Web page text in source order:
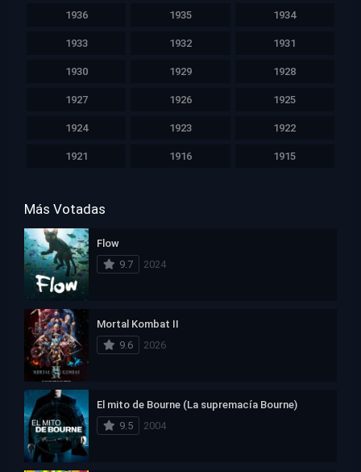
1936 1935 1934
1933 1932 1931
1930 1929 1928
1927 1926 1925
1924 1923 1922
1921 1916 1915
Más Votadas
Flow
9.7
2024
Mortal Kombat II
9.6
2026
El mito de Bourne (La supremacía Bourne)
9.5
2004